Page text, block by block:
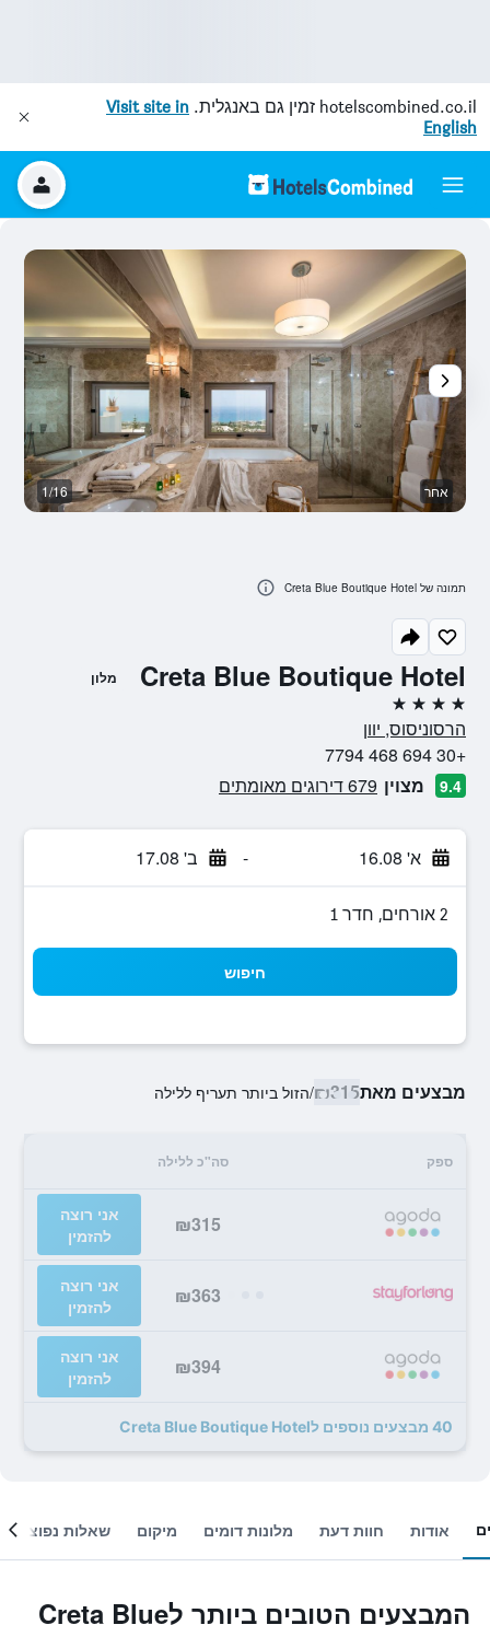
hotelscombined.co.il זמין גם באנגלית. Visit site in
English
Creta Blue Boutique Hotel מלון
4 כוכבים
הרסוניסוס, יוון
+30 694 468 7794
9.4 מצוין 679 דירוגים מאומתים
א' 16.08 - ב' 17.08
2 אורחים, חדר 1
חיפוש
מבצעים מאת₪315
/הזול ביותר תעריף ללילה
ספק סה"כ ללילה
₪315
אני רוצה
להזמין
₪363
אני רוצה
להזמין
₪394
אני רוצה
להזמין
40 מבצעים נוספים לCreta Blue Boutique Hotel
אחר 1/16
תמונה של Creta Blue Boutique Hotel
אודות חוות דעת מלונות דומים מיקום שאלות נפוצות
המבצעים הטובים ביותר לCreta Blue